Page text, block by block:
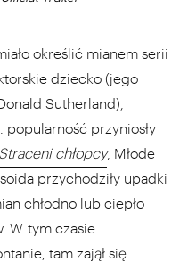
określić mianem serii
dziecko (jego
Sutherland),
popularność przyniosły
Straceni chłopcy, Młode
przychodziły upadki
chłodno lub ciepło
W tym czasie
tam zajął się